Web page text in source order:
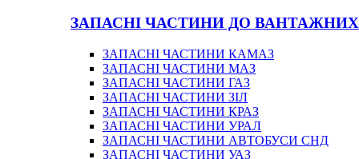
ЗАПАСНІ ЧАСТИНИ ДО
ЗАПАСНІ ЧАСТИНИ КАМАЗ
ЗАПАСНІ ЧАСТИНИ МАЗ
ЗАПАСНІ ЧАСТИНИ ГАЗ
ЗАПАСНІ ЧАСТИНИ ЗІЛ
ЗАПАСНІ ЧАСТИНИ КРАЗ
ЗАПАСНІ ЧАСТИНИ УРАЛ
ЗАПАСНІ ЧАСТИНИ АВТОБУСИ СНД
ЗАПАСНІ ЧАСТИНИ УАЗ